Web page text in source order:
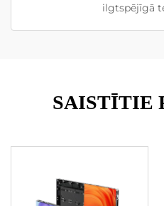
ilgtspējīgā
SAISTĪTIE